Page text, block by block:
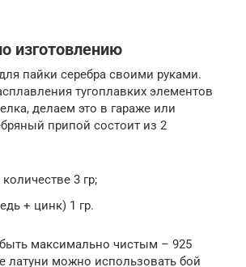
изготовлению
пайки серебра своими руками.
тугоплавких элементов
делаем это в гараже или
припой состоит из 2
3 гр;
+ цинк) 1 гр.
максимально чистым – 925
латуни можно использовать бой